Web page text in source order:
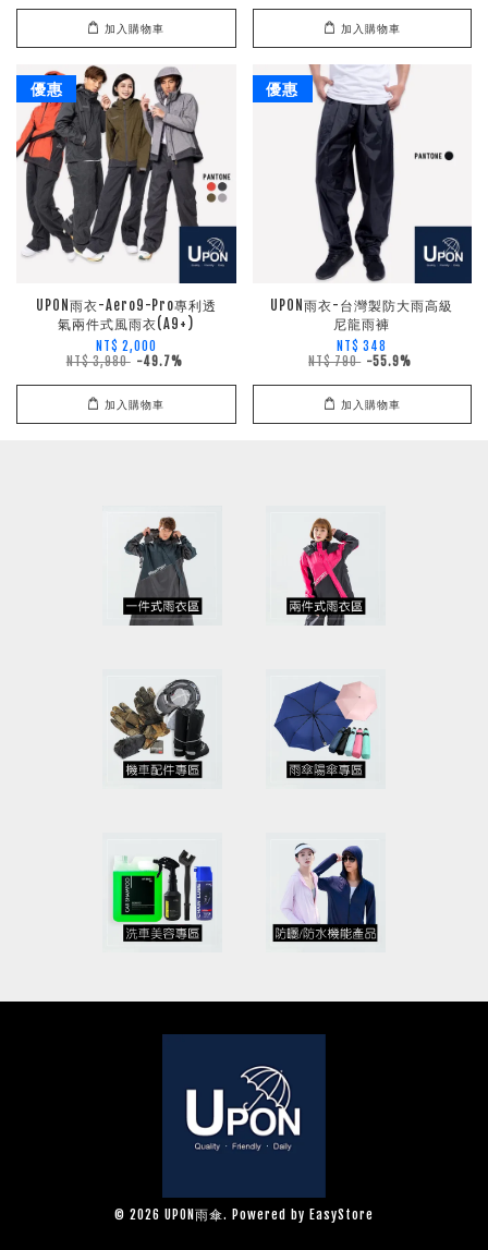
加入購物車 加入購物車
優惠
UPON雨衣-Aero9-Pro專利透
氣兩件式風雨衣(A9+)
NT$ 2,000
NT$ 3,980 -49.7%
加入購物車
優惠
UPON雨衣-台灣製防大雨高級
尼龍雨褲
NT$ 348
NT$ 790 -55.9%
加入購物車
© 2026 UPON雨傘. Powered by EasyStore